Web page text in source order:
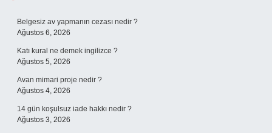
Belgesiz av yapmanın cezası nedir ?
Ağustos 6, 2026
Katı kural ne demek ingilizce ?
Ağustos 5, 2026
Avan mimari proje nedir ?
Ağustos 4, 2026
14 gün koşulsuz iade hakkı nedir ?
Ağustos 3, 2026